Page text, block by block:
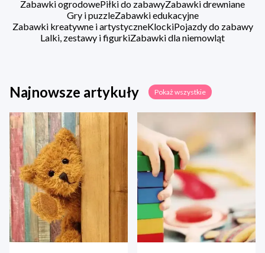
Zabawki ogrodowePiłki do zabawyZabawki drewniane
Gry i puzzleZabawki edukacyjne
Zabawki kreatywne i artystyczneKlockiPojazdy do zabawy
Lalki, zestawy i figurkiZabawki dla niemowląt
Najnowsze artykuły Pokaż wszystkie